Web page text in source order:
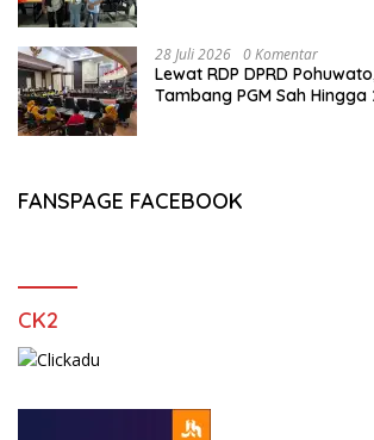
28 Juli 2026 0 Komentar
Lewat RDP DPRD
Tambang PGM Sah Hingga
FANSPAGE FACEBOOK
CK2